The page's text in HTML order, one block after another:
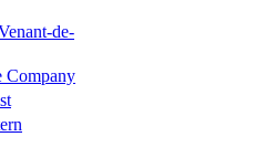
de-
Company